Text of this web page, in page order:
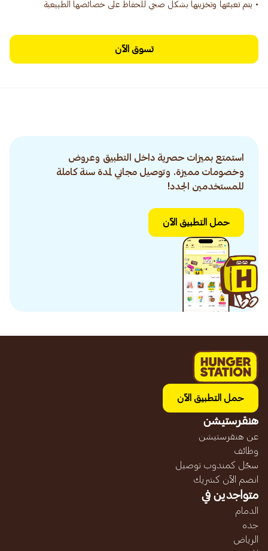
• يتم تعبئتها وتخزينها بشكل صحي للحفاظ على خصائصها الطبيعية
تسوق الآن
استمتع بميزات حصرية داخل التطبيق وعروض
وخصومات مميزة. وتوصيل مجاني لمدة سنة كاملة
للمستخدمين الجدد!
حمل التطبيق الآن
حمل التطبيق الآن
هنقرستيشن
عن هنقرستيشن
وظائف
سجّل كمندوب توصيل
انضم الآن كشريك
متواجدين في
الدمام
جده
الرياض